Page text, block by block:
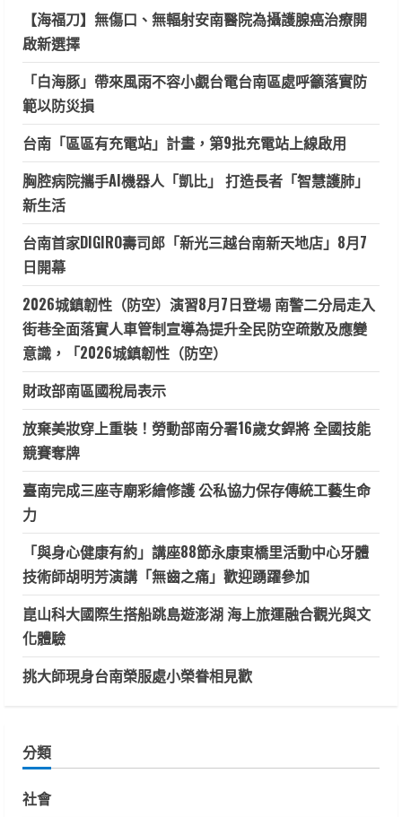
【海福刀】無傷口、無輻射安南醫院為攝護腺癌治療開
啟新選擇
「白海豚」帶來風雨不容小覷台電台南區處呼籲落實防
範以防災損
台南「區區有充電站」計畫，第9批充電站上線啟用
胸腔病院攜手AI機器人「凱比」 打造長者「智慧護肺」
新生活
台南首家DIGIRO壽司郎「新光三越台南新天地店」8月7
日開幕
2026城鎮韌性（防空）演習8月7日登場 南警二分局走入
街巷全面落實人車管制宣導為提升全民防空疏散及應變
意識，「2026城鎮韌性（防空）
財政部南區國稅局表示
放棄美妝穿上重裝！勞動部南分署16歲女銲將 全國技能
競賽奪牌
臺南完成三座寺廟彩繪修護 公私協力保存傳統工藝生命
力
「與身心健康有約」講座88節永康東橋里活動中心牙體
技術師胡明芳演講「無齒之痛」歡迎踴躍參加
崑山科大國際生搭船跳島遊澎湖 海上旅運融合觀光與文
化體驗
挑大師現身台南榮服處小榮眷相見歡
分類
社會